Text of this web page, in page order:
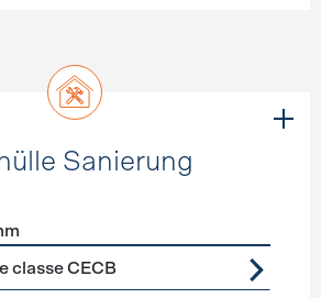
Sanierung
Gebäudehülle Sanierung
classe CECB